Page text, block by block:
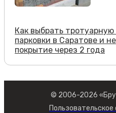
Как выбрать
парковки в Саратове и
покрытие через 2 года
© 2006-2026